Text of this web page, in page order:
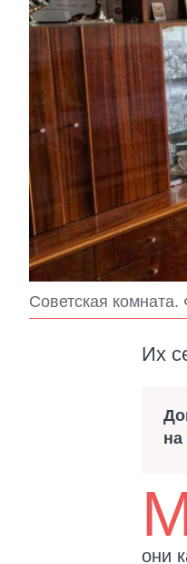
Советская комната.
Их
на
они